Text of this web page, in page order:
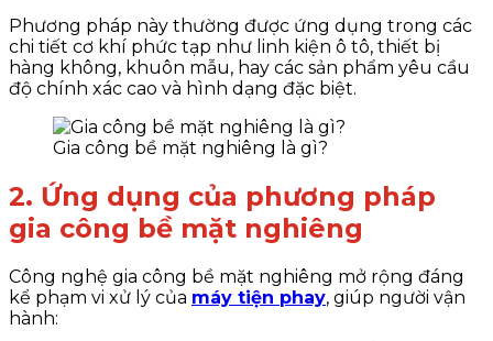
Phương pháp này thường được ứng dụng trong các
chi tiết cơ khí phức tạp như linh kiện ô tô, thiết bị
hàng không, khuôn mẫu, hay các sản phẩm yêu cầu
độ chính xác cao và hình dạng đặc biệt.
Gia công bề mặt nghiêng là gì?
2. Ứng dụng của phương pháp
gia công bề mặt nghiêng
Công nghệ gia công bề mặt nghiêng mở rộng đáng
kể phạm vi xử lý của máy tiện phay, giúp người vận
hành: